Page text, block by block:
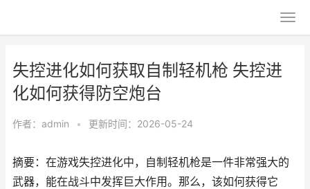
失控进化如何获取自制轻机枪 失控进
化如何获得防空炮台
作者： admin • 更新时间：2026-05-24
摘要：在游戏失控进化中，自制轻机枪是一件非常强大的
武器，能在战斗中发挥巨大作用。那么，该如何获得它